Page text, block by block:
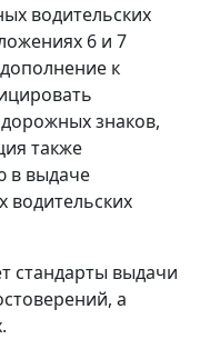
водительских
6 и 7
к
знаков,
также
в выдаче
стандарты выдачи
а